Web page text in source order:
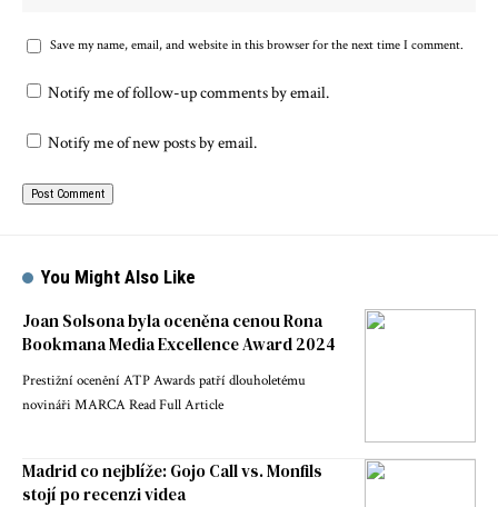
Save my name, email, and website in this browser for the next time I comment.
Notify me of follow-up comments by email.
Notify me of new posts by email.
You Might Also Like
Joan Solsona byla oceněna cenou Rona
Bookmana Media Excellence Award 2024
Prestižní ocenění ATP Awards patří dlouholetému
novináři MARCA Read Full Article
Madrid co nejblíže: Gojo Call vs. Monfils
stojí po recenzi videa